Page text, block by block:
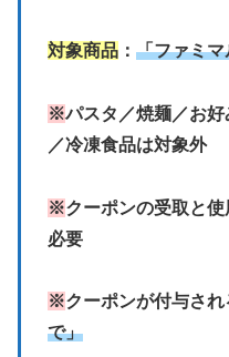
対象商品 ： 「ファミ
※パスタ／焼麺／お
／冷凍食品は対象外
※クーポンの受取と使
必要
※クーポンが付与され
で」